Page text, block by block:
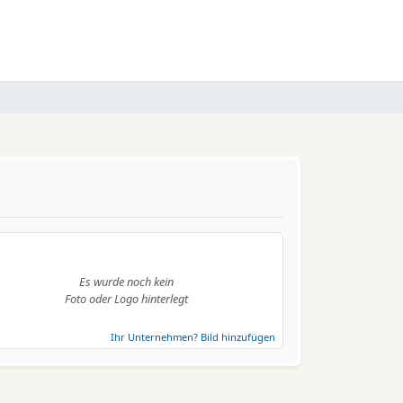
Es wurde noch kein
Foto oder Logo hinterlegt
Ihr Unternehmen? Bild hinzufügen